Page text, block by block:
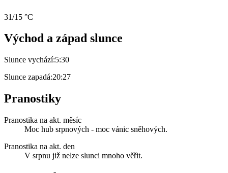
31/15 °C
Východ a západ slunce
Slunce vychází:5:30
Slunce zapadá:20:27
Pranostiky
Pranostika na akt. měsíc
Moc hub srpnových - moc vánic sněhových.
Pranostika na akt. den
V srpnu již nelze slunci mnoho věřit.